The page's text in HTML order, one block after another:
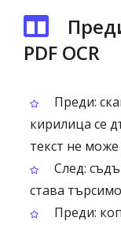
PDF OCR
Преди:
кирилица се
текст не
След:
става
Преди: